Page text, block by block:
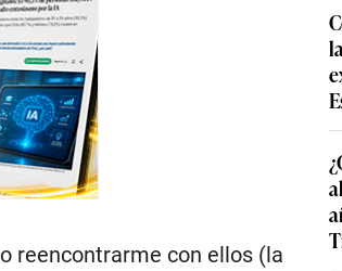
reencontrarme con ellos (la